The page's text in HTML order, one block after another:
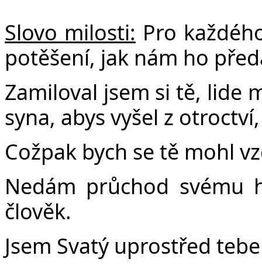
Slovo milosti: Pro
potěšení, jak nám ho
Zamiloval jsem si tě, lide
syna, abys vyšel z
Cožpak bych se tě mohl
Nedám průchod svému
člověk.
Jsem Svatý uprostřed